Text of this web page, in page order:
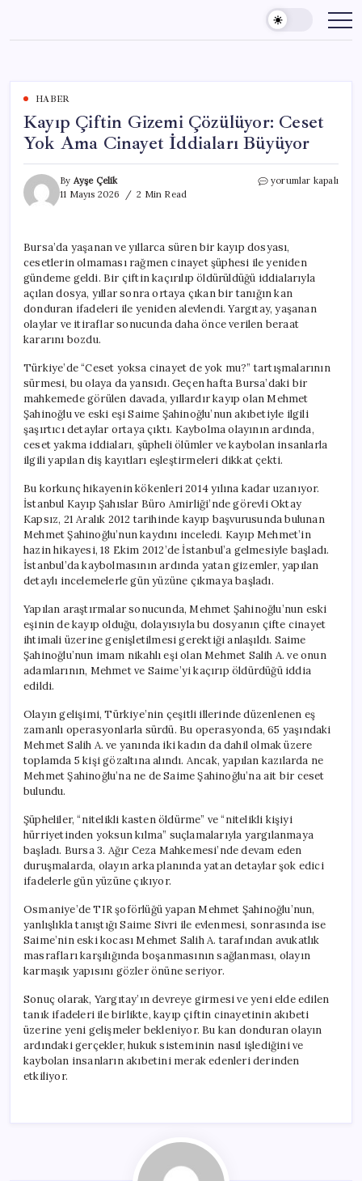
content
HABER
Kayıp Çiftin Gizemi Çözülüyor: Ceset
Yok Ama Cinayet İddiaları Büyüyor
By Ayşe Çelik
11 Mayıs 2026
2 Min Read
Kayıp
Yok
Ama
Cinayet
İddiaları
için
yorumlar kapalı
Bursa’da yaşanan ve yıllarca süren bir kayıp dosyası,
cesetlerin olmaması rağmen cinayet şüphesi ile yeniden
gündeme geldi. Bir çiftin kaçırılıp öldürüldüğü iddialarıyla
açılan dosya, yıllar sonra ortaya çıkan bir tanığın kan
donduran ifadeleri ile yeniden alevlendi. Yargıtay, yaşanan
olaylar ve itiraflar sonucunda daha önce verilen beraat
kararını bozdu.
Türkiye’de “Ceset yoksa cinayet de yok mu?” tartışmalarının
sürmesi, bu olaya da yansıdı. Geçen hafta Bursa’daki bir
mahkemede görülen davada, yıllardır kayıp olan Mehmet
Şahinoğlu ve eski eşi Saime Şahinoğlu’nun akıbetiyle ilgili
şaşırtıcı detaylar ortaya çıktı. Kaybolma olayının ardında,
ceset yakma iddiaları, şüpheli ölümler ve kaybolan insanlarla
ilgili yapılan diş kayıtları eşleştirmeleri dikkat çekti.
Bu korkunç hikayenin kökenleri 2014 yılına kadar uzanıyor.
İstanbul Kayıp Şahıslar Büro Amirliği’nde görevli Oktay
Kapsız, 21 Aralık 2012 tarihinde kayıp başvurusunda bulunan
Mehmet Şahinoğlu’nun kaydını inceledi. Kayıp Mehmet’in
hazin hikayesi, 18 Ekim 2012’de İstanbul’a gelmesiyle başladı.
İstanbul’da kaybolmasının ardında yatan gizemler, yapılan
detaylı incelemelerle gün yüzüne çıkmaya başladı.
Yapılan araştırmalar sonucunda, Mehmet Şahinoğlu’nun eski
eşinin de kayıp olduğu, dolayısıyla bu dosyanın çifte cinayet
ihtimali üzerine genişletilmesi gerektiği anlaşıldı. Saime
Şahinoğlu’nun imam nikahlı eşi olan Mehmet Salih A. ve onun
adamlarının, Mehmet ve Saime’yi kaçırıp öldürdüğü iddia
edildi.
Olayın gelişimi, Türkiye’nin çeşitli illerinde düzenlenen eş
zamanlı operasyonlarla sürdü. Bu operasyonda, 65 yaşındaki
Mehmet Salih A. ve yanında iki kadın da dahil olmak üzere
toplamda 5 kişi gözaltına alındı. Ancak, yapılan kazılarda ne
Mehmet Şahinoğlu’na ne de Saime Şahinoğlu’na ait bir ceset
bulundu.
Şüpheliler, “nitelikli kasten öldürme” ve “nitelikli kişiyi
hürriyetinden yoksun kılma” suçlamalarıyla yargılanmaya
başladı. Bursa 3. Ağır Ceza Mahkemesi’nde devam eden
duruşmalarda, olayın arka planında yatan detaylar şok edici
ifadelerle gün yüzüne çıkıyor.
Osmaniye’de TIR şoförlüğü yapan Mehmet Şahinoğlu’nun,
yanlışlıkla tanıştığı Saime Sivri ile evlenmesi, sonrasında ise
Saime’nin eski kocası Mehmet Salih A. tarafından avukatlık
masrafları karşılığında boşanmasının sağlanması, olayın
karmaşık yapısını gözler önüne seriyor.
Sonuç olarak, Yargıtay’ın devreye girmesi ve yeni elde edilen
tanık ifadeleri ile birlikte, kayıp çiftin cinayetinin akıbeti
üzerine yeni gelişmeler bekleniyor. Bu kan donduran olayın
ardındaki gerçekler, hukuk sisteminin nasıl işlediğini ve
kaybolan insanların akıbetini merak edenleri derinden
etkiliyor.